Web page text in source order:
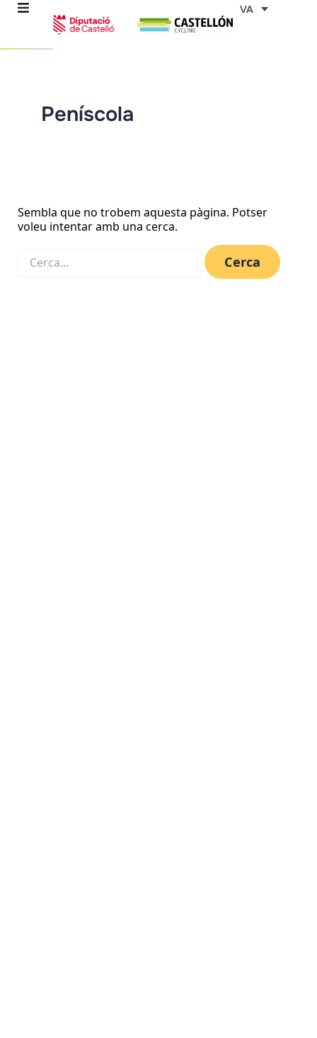
Vés
VA
Peníscola
Sembla que no trobem aquesta pàgina. Potser
voleu intentar amb una cerca.
Cerca: